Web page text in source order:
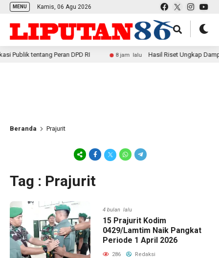
MENU Kamis, 06 Agu 2026
tentang Peran DPD RI 8 jam lalu Hasil Riset Ungkap Dampak
Beranda Prajurit
Tag : Prajurit
4 bulan lalu
15 Prajurit Kodim
0429/Lamtim Naik Pangkat
Periode 1 April 2026
286 Redaksi